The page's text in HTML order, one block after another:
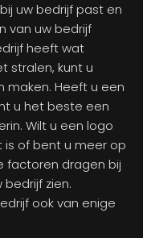
uw bedrijf past en
van uw bedrijf
heeft wat
stralen, kunt u
maken. Heeft u een
u het beste een
Wilt u een logo
is of bent u meer op
factoren dragen bij
zien.
ook van enige